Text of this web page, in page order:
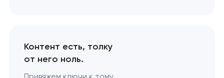
Контент есть, толку
от него ноль.